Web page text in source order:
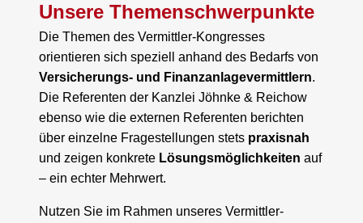
Unsere Themenschwerpunkte
Die Themen des Vermittler-Kongresses
orientieren sich speziell anhand des Bedarfs von
Versicherungs- und Finanzanlagevermittlern.
Die Referenten der Kanzlei Jöhnke & Reichow
ebenso wie die externen Referenten berichten
über einzelne Fragestellungen stets praxisnah
und zeigen konkrete Lösungsmöglichkeiten auf
– ein echter Mehrwert.
Nutzen Sie im Rahmen unseres Vermittler-